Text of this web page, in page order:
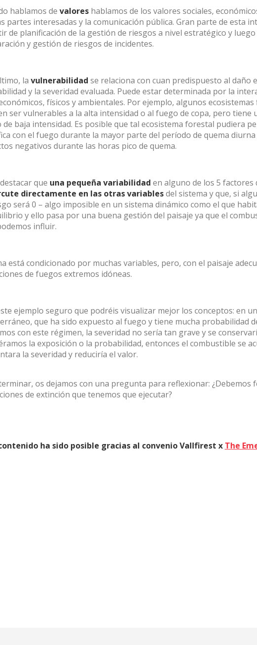
¿Has olvidado tu contraseña?
Crear una cuenta
hablamos de valores hablamos de los valores sociales,
partes interesadas y la comunicación pública. Gran parte de esta
de planificación de la gestión de riesgos a nivel estratégico y
y gestión de riesgos de incidentes.
la vulnerabilidad se relaciona con cuan predispuesto al daño
y la severidad evaluada. Puede estar determinada por la
físicos y ambientales. Por ejemplo, algunos
ser vulnerables a la alta intensidad o al fuego de copa, pero tiene
de baja intensidad. Es posible que tal ecosistema forestal pudiera
con el fuego durante la mayor parte del período de quema
negativos durante las horas pico de quema.
que una pequeña variabilidad en alguno de los 5 factores
directamente en las otras variablesdel sistema y que, si
será 0 – algo imposible en un sistema dinámico como el que
y ello pasa por una buena gestión del paisaje ya que el
influir.
está condicionado por muchas variables, pero, con el paisaje
de fuegos extremos idóneas.
ejemplo seguro que podréis visualizar mejor los conceptos: en
que ha sido expuesto al fuego y tiene mucha probabilidad
con este régimen, la severidad no sería tan grave y se
la exposición o la probabilidad, entonces el combustible se
la severidad y reduciría el valor.
os dejamos con una pregunta para reflexionar: ¿Debemos
de extinción que tenemos que ejecutar?
ha sido posible gracias al convenio Vallfirest x The